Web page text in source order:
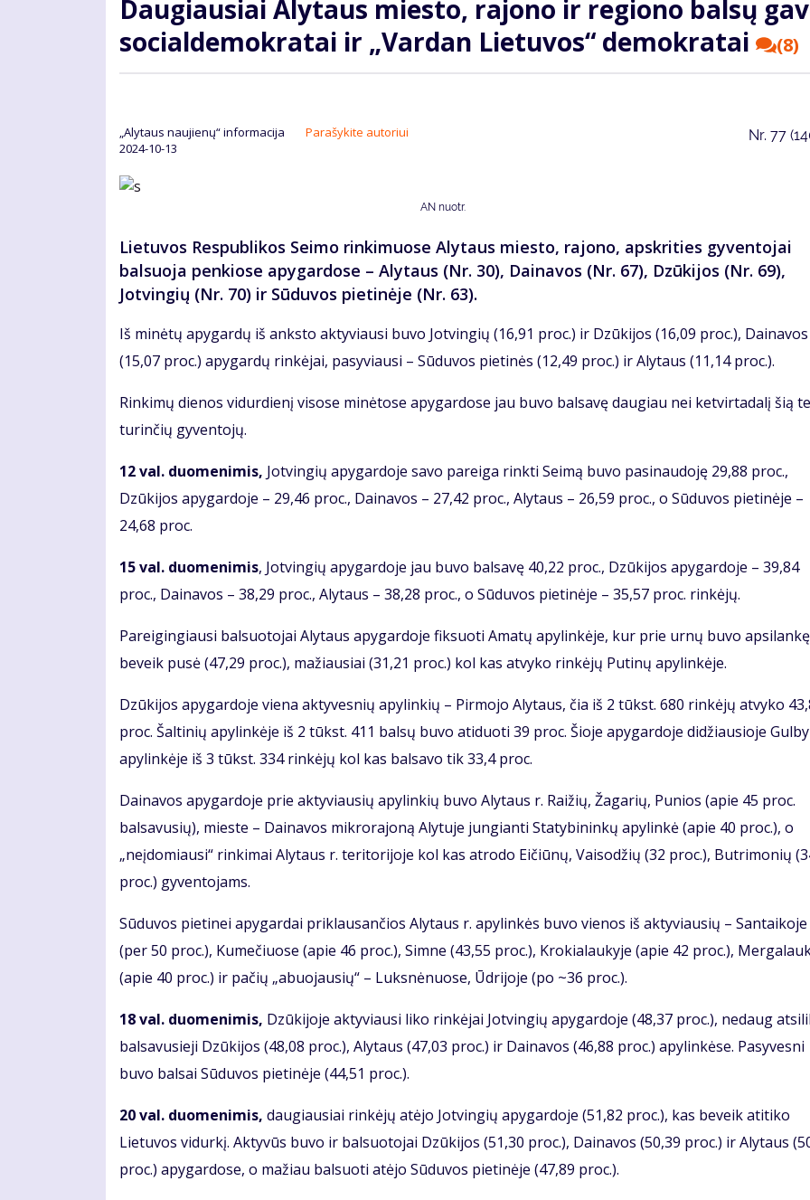
Daugiausiai Alytaus miesto, rajono ir regiono balsų
socialdemokratai ir „Vardan Lietuvos“ demokratai
(8)
„Alytaus naujienų“ informacija
Parašykite autoriui
2024-10-13
Nr. 77
AN nuotr.
Lietuvos Respublikos Seimo rinkimuose Alytaus miesto, rajono, apskrities gyventojai
balsuoja penkiose apygardose – Alytaus (Nr. 30), Dainavos (Nr. 67), Dzūkijos (Nr. 69),
Jotvingių (Nr. 70) ir Sūduvos pietinėje (Nr. 63).
Iš minėtų apygardų iš anksto aktyviausi buvo Jotvingių (16,91 proc.) ir Dzūkijos (16,09 proc.), Dainavos
(15,07 proc.) apygardų rinkėjai, pasyviausi – Sūduvos pietinės (12,49 proc.) ir Alytaus (11,14 proc.).
Rinkimų dienos vidurdienį visose minėtose apygardose jau buvo balsavę daugiau nei ketvirtadalį šią
turinčių gyventojų.
12 val. duomenimis, Jotvingių apygardoje savo pareiga rinkti Seimą buvo pasinaudoję 29,88 proc.,
Dzūkijos apygardoje – 29,46 proc., Dainavos – 27,42 proc., Alytaus – 26,59 proc., o Sūduvos pietinėje –
24,68 proc.
15 val. duomenimis, Jotvingių apygardoje jau buvo balsavę 40,22 proc., Dzūkijos apygardoje – 39,84
proc., Dainavos – 38,29 proc., Alytaus – 38,28 proc., o Sūduvos pietinėje – 35,57 proc. rinkėjų.
Pareigingiausi balsuotojai Alytaus apygardoje fiksuoti Amatų apylinkėje, kur prie urnų buvo apsilankę
beveik pusė (47,29 proc.), mažiausiai (31,21 proc.) kol kas atvyko rinkėjų Putinų apylinkėje.
Dzūkijos apygardoje viena aktyvesnių apylinkių – Pirmojo Alytaus, čia iš 2 tūkst. 680 rinkėjų atvyko
proc. Šaltinių apylinkėje iš 2 tūkst. 411 balsų buvo atiduoti 39 proc. Šioje apygardoje didžiausioje
apylinkėje iš 3 tūkst. 334 rinkėjų kol kas balsavo tik 33,4 proc.
Dainavos apygardoje prie aktyviausių apylinkių buvo Alytaus r. Raižių, Žagarių, Punios (apie 45 proc.
balsavusių), mieste – Dainavos mikrorajoną Alytuje jungianti Statybininkų apylinkė (apie 40 proc.), o
„neįdomiausi“ rinkimai Alytaus r. teritorijoje kol kas atrodo Eičiūnų, Vaisodžių (32 proc.), Butrimonių
proc.) gyventojams.
Sūduvos pietinei apygardai priklausančios Alytaus r. apylinkės buvo vienos iš aktyviausių – Santaikoje
(per 50 proc.), Kumečiuose (apie 46 proc.), Simne (43,55 proc.), Krokialaukyje (apie 42 proc.),
(apie 40 proc.) ir pačių „abuojausių“ – Luksnėnuose, Ūdrijoje (po ~36 proc.).
18 val. duomenimis, Dzūkijoje aktyviausi liko rinkėjai Jotvingių apygardoje (48,37 proc.), nedaug
balsavusieji Dzūkijos (48,08 proc.), Alytaus (47,03 proc.) ir Dainavos (46,88 proc.) apylinkėse. Pasyvesni
buvo balsai Sūduvos pietinėje (44,51 proc.).
20 val. duomenimis, daugiausiai rinkėjų atėjo Jotvingių apygardoje (51,82 proc.), kas beveik atitiko
Lietuvos vidurkį. Aktyvūs buvo ir balsuotojai Dzūkijos (51,30 proc.), Dainavos (50,39 proc.) ir Alytaus
proc.) apygardose, o mažiau balsuoti atėjo Sūduvos pietinėje (47,89 proc.).